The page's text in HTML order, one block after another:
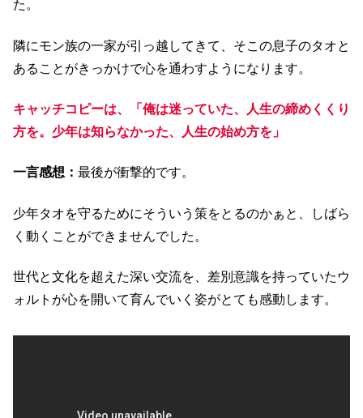
た。
隣にモン族の一家が引っ越してきて、そこの息子のタオと
あることがきっかけで心を通わすようになります。
キャッチコピーは、「俺は迷っていた、人生の締めくくり
方を。少年は知らなかった、人生の始め方を」
一言感想： 最後が衝撃的です。
少年タオを守るためにそういう策をとるのかぁと、しばら
く動くことができませんでした。
世代と文化を超えた深い交流を、差別意識を持っていたウ
ォルトが心を開いて育んでいく姿がとても感動します。